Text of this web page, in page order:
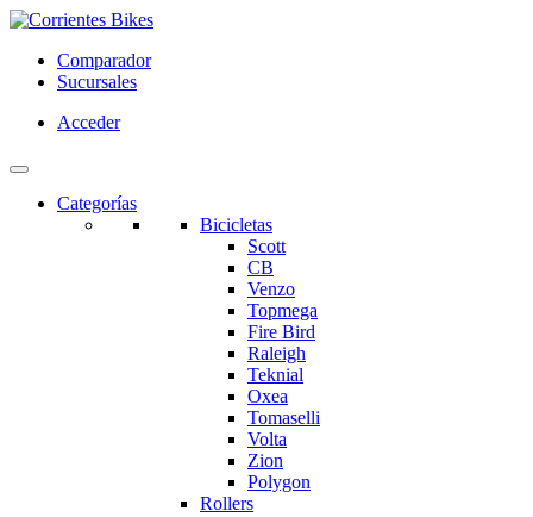
Comparador
Sucursales
Acceder
Categorías
Bicicletas
Scott
CB
Venzo
Topmega
Fire Bird
Raleigh
Teknial
Oxea
Tomaselli
Volta
Zion
Polygon
Rollers